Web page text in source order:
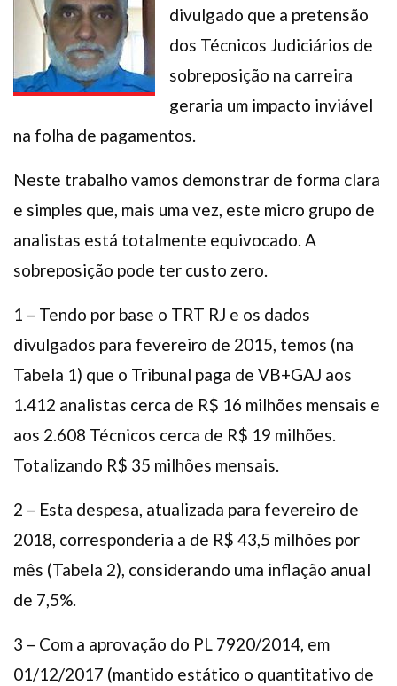
divulgado que a pretensão
dos Técnicos Judiciários de
sobreposição na carreira
geraria um impacto inviável
na folha de pagamentos.
Neste trabalho vamos demonstrar de forma clara
e simples que, mais uma vez, este micro grupo de
analistas está totalmente equivocado. A
sobreposição pode ter custo zero.
1 – Tendo por base o TRT RJ e os dados
divulgados para fevereiro de 2015, temos (na
Tabela 1) que o Tribunal paga de VB+GAJ aos
1.412 analistas cerca de R$ 16 milhões mensais e
aos 2.608 Técnicos cerca de R$ 19 milhões.
Totalizando R$ 35 milhões mensais.
2 – Esta despesa, atualizada para fevereiro de
2018, corresponderia a de R$ 43,5 milhões por
mês (Tabela 2), considerando uma inflação anual
de 7,5%.
3 – Com a aprovação do PL 7920/2014, em
01/12/2017 (mantido estático o quantitativo de
Assistência Funeral
Pós-graduação
FacebookInstagramTwitter Youtube TikTok Whatsapp